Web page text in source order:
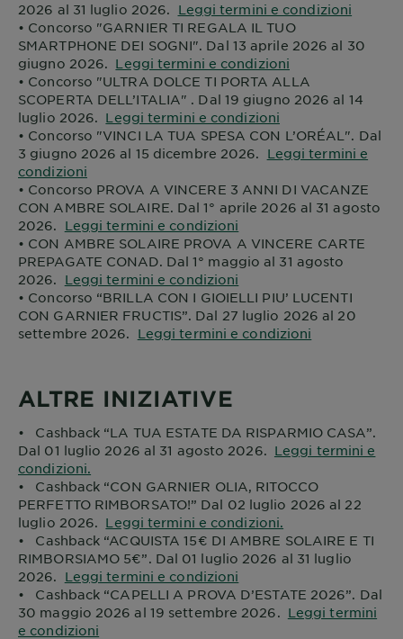
2026 al 31 luglio 2026. Leggi termini e condizioni
• Concorso "GARNIER TI REGALA IL TUO
SMARTPHONE DEI SOGNI". Dal 13 aprile 2026 al 30
giugno 2026. Leggi termini e condizioni
• Concorso "ULTRA DOLCE TI PORTA ALLA
SCOPERTA DELL’ITALIA" . Dal 19 giugno 2026 al 14
luglio 2026. Leggi termini e condizioni
• Concorso "VINCI LA TUA SPESA CON L’ORÉAL". Dal
3 giugno 2026 al 15 dicembre 2026. Leggi termini e
condizioni
• Concorso PROVA A VINCERE 3 ANNI DI VACANZE
CON AMBRE SOLAIRE. Dal 1° aprile 2026 al 31 agosto
2026. Leggi termini e condizioni
• CON AMBRE SOLAIRE PROVA A VINCERE CARTE
PREPAGATE CONAD. Dal 1° maggio al 31 agosto
2026. Leggi termini e condizioni
• Concorso “BRILLA CON I GIOIELLI PIU’ LUCENTI
CON GARNIER FRUCTIS”. Dal 27 luglio 2026 al 20
settembre 2026. Leggi termini e condizioni
ALTRE INIZIATIVE
• Cashback “LA TUA ESTATE DA RISPARMIO CASA”.
Dal 01 luglio 2026 al 31 agosto 2026. Leggi termini e
condizioni.
• Cashback “CON GARNIER OLIA, RITOCCO
PERFETTO RIMBORSATO!” Dal 02 luglio 2026 al 22
luglio 2026. Leggi termini e condizioni.
• Cashback “ACQUISTA 15€ DI AMBRE SOLAIRE E TI
RIMBORSIAMO 5€”. Dal 01 luglio 2026 al 31 luglio
2026. Leggi termini e condizioni
• Cashback “CAPELLI A PROVA D’ESTATE 2026”. Dal
30 maggio 2026 al 19 settembre 2026. Leggi termini
e condizioni